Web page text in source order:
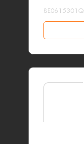
8E0615301Q